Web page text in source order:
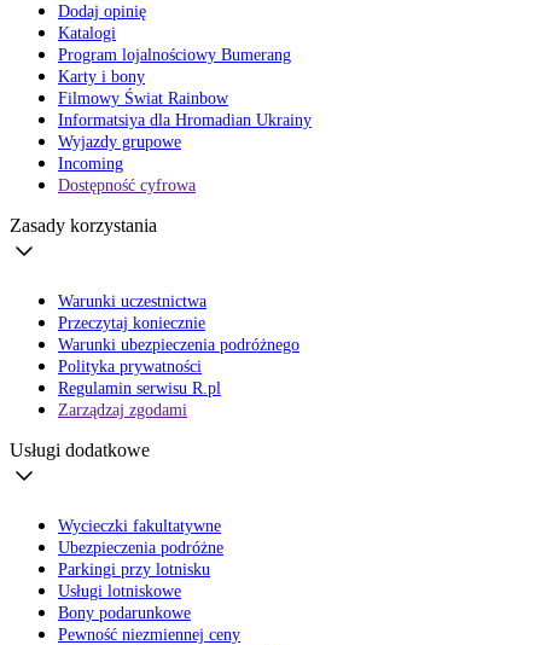
Dodaj opinię
Katalogi
Program lojalnościowy Bumerang
Karty i bony
Filmowy Świat Rainbow
Informatsiya dla Hromadian Ukrainy
Wyjazdy grupowe
Incoming
Dostępność cyfrowa
Zasady korzystania
Warunki uczestnictwa
Przeczytaj koniecznie
Warunki ubezpieczenia podróżnego
Polityka prywatności
Regulamin serwisu R.pl
Zarządzaj zgodami
Usługi dodatkowe
Wycieczki fakultatywne
Ubezpieczenia podróżne
Parkingi przy lotnisku
Usługi lotniskowe
Bony podarunkowe
Pewność niezmiennej ceny